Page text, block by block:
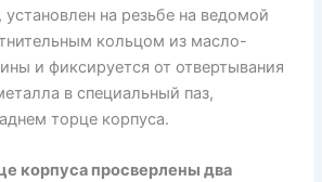
установлен на резьбе на ведомой
кольцом из масло-
и фиксируется от отвертывания
в специальный паз,
торце корпуса.
корпуса просверлены два